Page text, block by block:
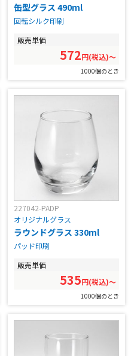
缶型グラス 490ml
回転シルク印刷
販売単価
572円(税込)〜
1000個のとき
227042-PADP
オリジナルグラス
ラウンドグラス 330ml
パッド印刷
販売単価
535円(税込)〜
1000個のとき